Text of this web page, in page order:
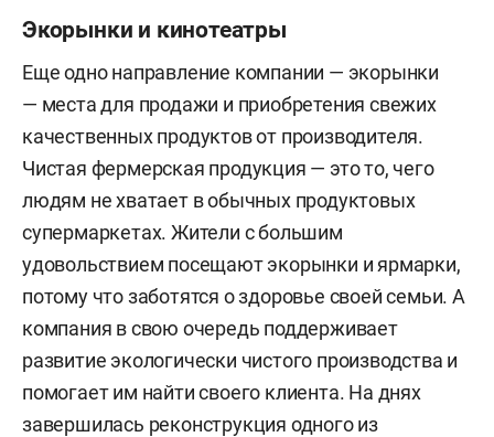
Экорынки и кинотеатры
Еще одно направление компании — экорынки
— места для продажи и приобретения свежих
качественных продуктов от производителя.
Чистая фермерская продукция — это то, чего
людям не хватает в обычных продуктовых
супермаркетах. Жители с большим
удовольствием посещают экорынки и ярмарки,
потому что заботятся о здоровье своей семьи. А
компания в свою очередь поддерживает
развитие экологически чистого производства и
помогает им найти своего клиента. На днях
завершилась реконструкция одного из